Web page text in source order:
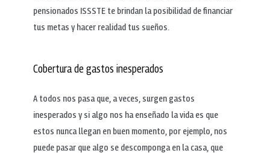
pensionados ISSSTE te brindan la posibilidad de financiar
tus metas y hacer realidad tus sueños.
Cobertura de gastos inesperados
A todos nos pasa que, a veces, surgen gastos
inesperados y si algo nos ha enseñado la vida es que
estos nunca llegan en buen momento, por ejemplo, nos
puede pasar que algo se descomponga en la casa, que